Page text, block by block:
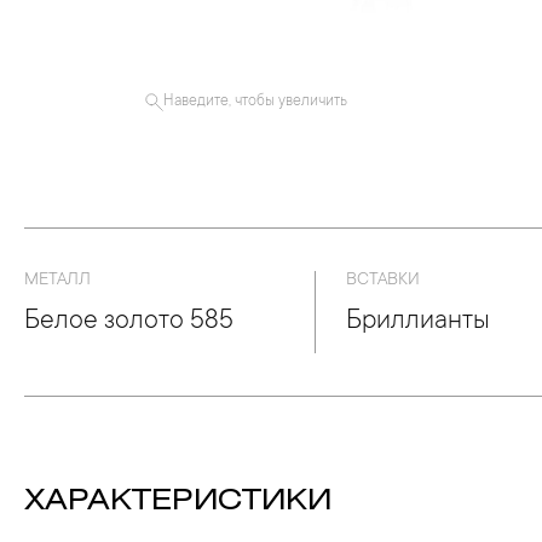
Наведите, чтобы увеличить
МЕТАЛЛ
Белое золото 585
ВСТАВКИ
Бриллианты
ХАРАКТЕРИСТИКИ